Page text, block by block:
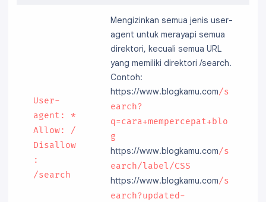
User-
agent: *
Allow: /
Disallow
:
/search
Mengizinkan semua jenis user-
agent untuk merayapi semua
direktori, kecuali semua URL
yang memiliki direktori /search.
Contoh:
https://www.blogkamu.com/s
earch?
q=cara+mempercepat+blo
g
https://www.blogkamu.com/s
earch/label/CSS
https://www.blogkamu.com/s
earch?updated-